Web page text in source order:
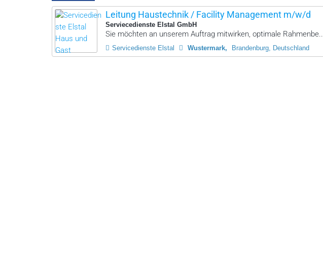
Leitung Haustechnik / Facility Management m/w/d
Serviecedienste Elstal GmbH
Sie möchten an unserem Auftrag mitwirken, optimale Rahmenbe..
Servicedienste Elstal Wustermark Brandenburg, Deutschland